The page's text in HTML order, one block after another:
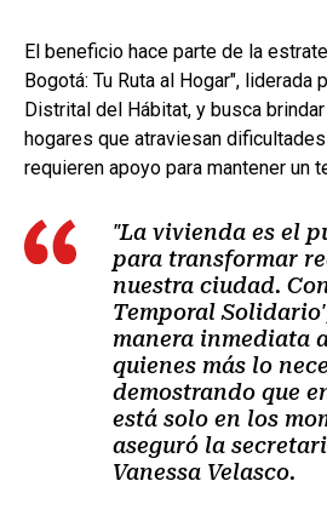
El beneficio hace parte de la
Bogotá: Tu Ruta al Hogar", liderada
Distrital del Hábitat, y busca
hogares que atraviesan
requieren apoyo para mantener un
"La vivienda es el
para transformar
nuestra ciudad.
Temporal
manera inmediata
quienes más lo
demostrando que
está solo en los
aseguró la
Vanessa Velasco.